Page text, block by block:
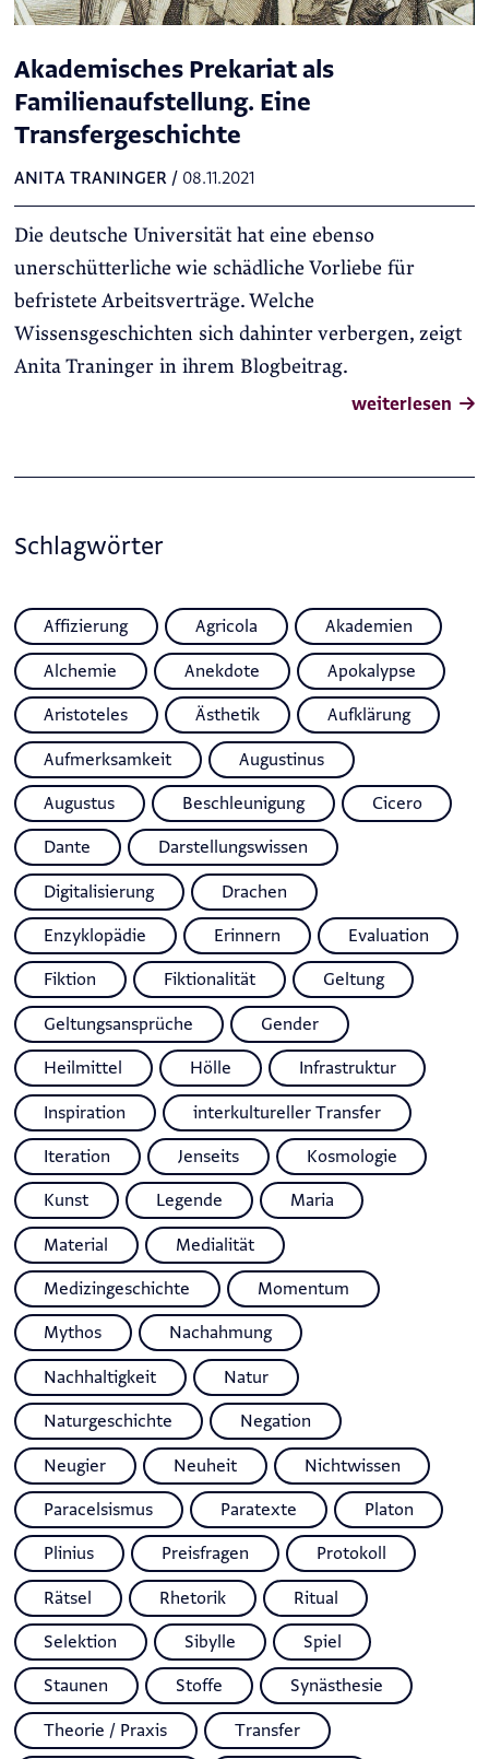
Akademisches Prekariat als
Familienaufstellung. Eine
Transfergeschichte
ANITA TRANINGER/ 08.11.2021
Die deutsche Universität hat eine ebenso
unerschütterliche wie schädliche Vorliebe für
befristete Arbeitsverträge. Welche
Wissensgeschichten sich dahinter verbergen, zeigt
Anita Traninger in ihrem Blogbeitrag.
weiterlesen
Schlagwörter
Affizierung Agricola Akademien
Alchemie Anekdote Apokalypse
Aristoteles Ästhetik Aufklärung
Aufmerksamkeit Augustinus
Augustus Beschleunigung Cicero
Dante Darstellungswissen
Digitalisierung Drachen
Enzyklopädie Erinnern Evaluation
Fiktion Fiktionalität Geltung
Geltungsansprüche Gender
Heilmittel Hölle Infrastruktur
Inspiration interkultureller Transfer
Iteration Jenseits Kosmologie
Kunst Legende Maria
Material Medialität
Medizingeschichte Momentum
Mythos Nachahmung
Nachhaltigkeit Natur
Naturgeschichte Negation
Neugier Neuheit Nichtwissen
Paracelsismus Paratexte Platon
Plinius Preisfragen Protokoll
Rätsel Rhetorik Ritual
Selektion Sibylle Spiel
Staunen Stoffe Synästhesie
Theorie / Praxis Transfer